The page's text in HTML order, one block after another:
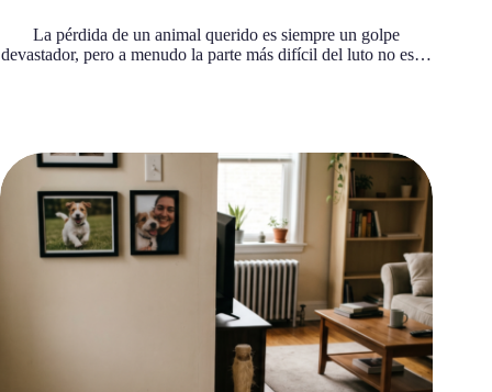
La pérdida de un animal querido es siempre un golpe
devastador, pero a menudo la parte más difícil del luto no es…